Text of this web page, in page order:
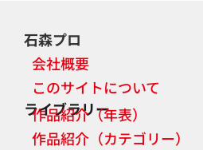
石森プロ
会社概要
このサイトについて
ライブラリー
作品紹介（年表）
作品紹介（カテゴリー）